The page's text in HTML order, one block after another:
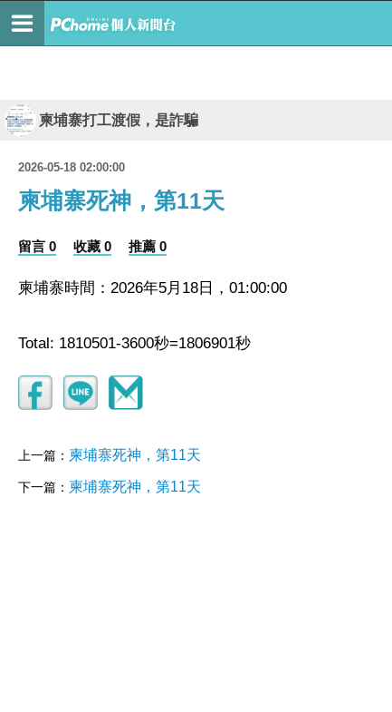
柬埔寨打工渡假，是詐騙
2026-05-18 02:00:00
柬埔寨死神，第11天
留言 0 收藏 0 推薦 0
柬埔寨時間：2026年5月18日，01:00:00
Total: 1810501-3600秒=1806901秒
上一篇： 柬埔寨死神，第11天
下一篇： 柬埔寨死神，第11天